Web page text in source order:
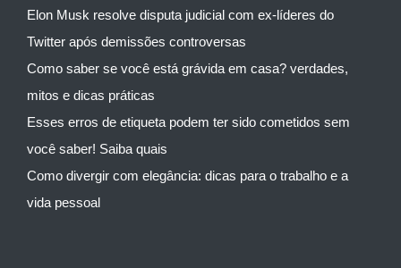
Elon Musk resolve disputa judicial com ex-líderes do
Twitter após demissões controversas
Como saber se você está grávida em casa? verdades,
mitos e dicas práticas
Esses erros de etiqueta podem ter sido cometidos sem
você saber! Saiba quais
Como divergir com elegância: dicas para o trabalho e a
vida pessoal